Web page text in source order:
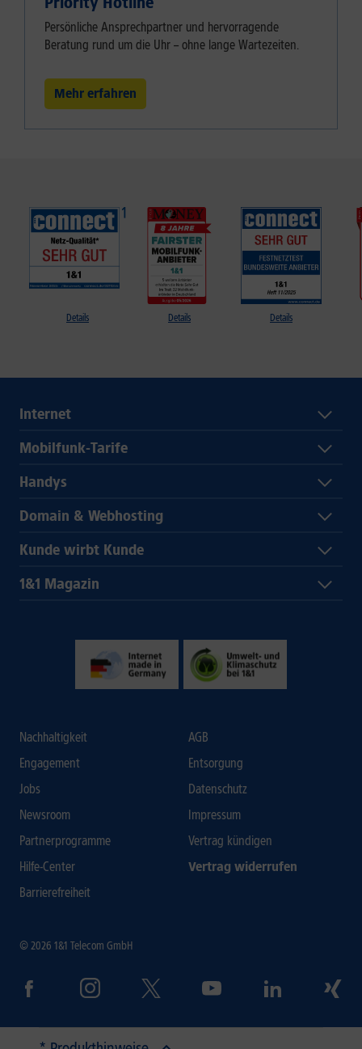
Persönliche Ansprechpartner und hervorragende
Beratung rund um die Uhr – ohne lange Wartezeiten.
Mehr erfahren
Details Details Details
Internet
Mobilfunk-Tarife
Handys
Domain & Webhosting
Kunde wirbt Kunde
1&1 Magazin
Nachhaltigkeit
Engagement
Jobs
Newsroom
Partnerprogramme
Hilfe-Center
Barrierefreiheit
AGB
Entsorgung
Datenschutz
Impressum
Vertrag kündigen
Vertrag widerrufen
© 2026 1&1 Telecom GmbH